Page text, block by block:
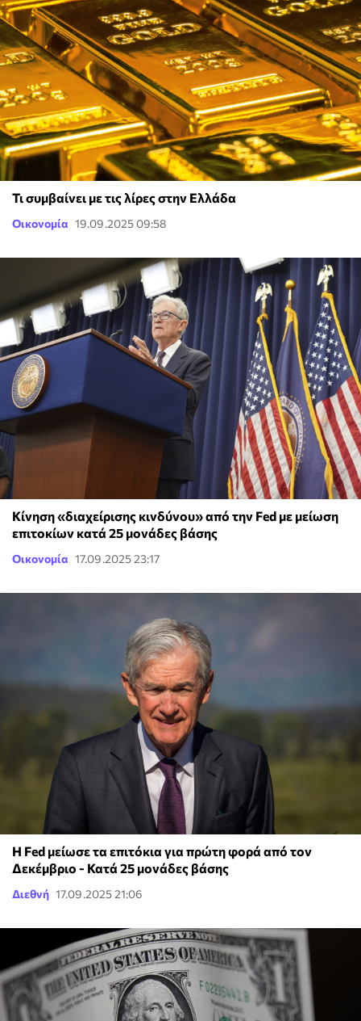
Τι συμβαίνει με τις λίρες στην Ελλάδα
Οικονομία 19.09.2025 09:58
Κίνηση «διαχείρισης κινδύνου» από την Fed με μείωση
επιτοκίων κατά 25 μονάδες βάσης
Οικονομία 17.09.2025 23:17
Η Fed μείωσε τα επιτόκια για πρώτη φορά από τον
Δεκέμβριο - Κατά 25 μονάδες βάσης
Διεθνή 17.09.2025 21:06